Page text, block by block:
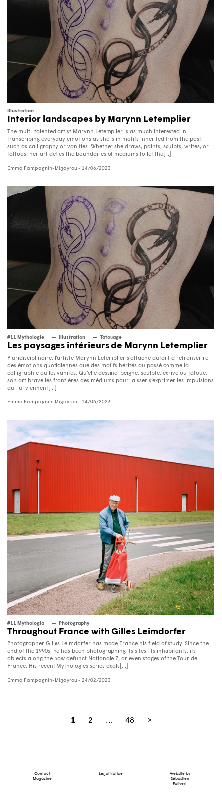
Illustration
Interior landscapes by Marynn Letemplier
The multi-talented artist Marynn Letemplier is as much interested in
transcribing everyday emotions as she is in motifs inherited from the past,
such as calligraphy or vanities. Whether she draws, paints, sculpts, writes, or
tattoos, her art defies the boundaries of mediums to let the[...]
Emma Pampagnin-Migayrou - 14/06/2023
#11 Mythologie Illustration Tatouage
Les paysages intérieurs de Marynn Letemplier
Pluridisciplinaire, l’artiste Marynn Letemplier s’attache autant à retranscrire
des émotions quotidiennes que des motifs hérités du passé comme la
calligraphie ou les vanités. Qu’elle dessine, peigne, sculpte, écrive ou tatoue,
son art brave les frontières des médiums pour laisser s’exprimer les impulsions
qui lui viennent[...]
Emma Pampagnin-Migayrou - 14/06/2023
#11 Mythologia Photography
Throughout France with Gilles Leimdorfer
Photographer Gilles Leimdorfer has made France his field of study. Since the
end of the 1990s, he has been photographing its sites, its inhabitants, its
objects along the now defunct Nationale 7, or even stages of the Tour de
France. His recent Mythologies series deals[...]
Emma Pampagnin-Migayrou - 24/02/2023
1 2 … 48 >
Contact
Magazine
Legal Notice
Website by
Sébastien
Poilvert